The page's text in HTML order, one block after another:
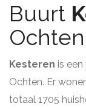
Buurt
Ochten
Kesteren is
Ochten. Er
totaal 1705